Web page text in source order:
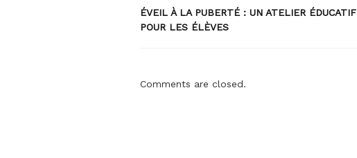
ÉVEIL À LA PUBERTÉ : UN ATELIER ÉDUCATIF
POUR LES ÉLÈVES
Comments are closed.